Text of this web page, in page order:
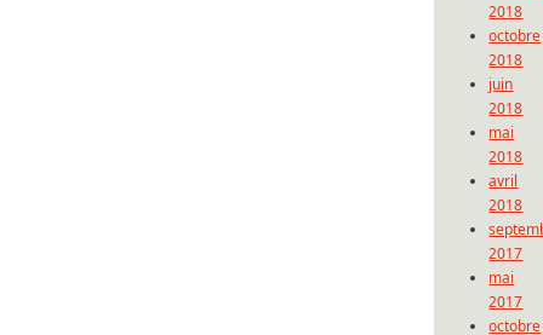
2018
octobre
2018
juin
2018
mai
2018
avril
2018
2017
mai
2017
octobre